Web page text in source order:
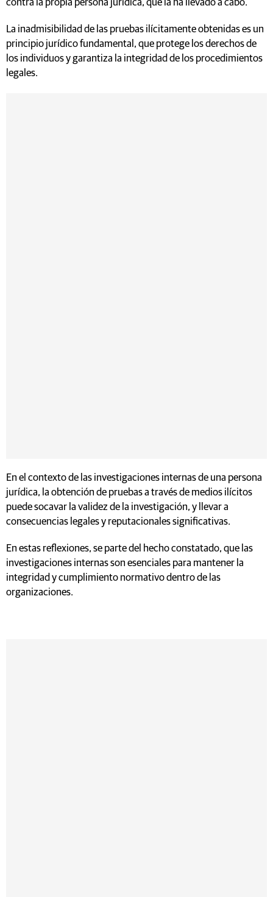
contra la propia persona jurídica, que la ha llevado a cabo.
La inadmisibilidad de las pruebas ilícitamente obtenidas es un
principio jurídico fundamental, que protege los derechos de
los individuos y garantiza la integridad de los procedimientos
legales.
En el contexto de las investigaciones internas de una persona
jurídica, la obtención de pruebas a través de medios ilícitos
puede socavar la validez de la investigación, y llevar a
consecuencias legales y reputacionales significativas.
En estas reflexiones, se parte del hecho constatado, que las
investigaciones internas son esenciales para mantener la
integridad y cumplimiento normativo dentro de las
organizaciones.